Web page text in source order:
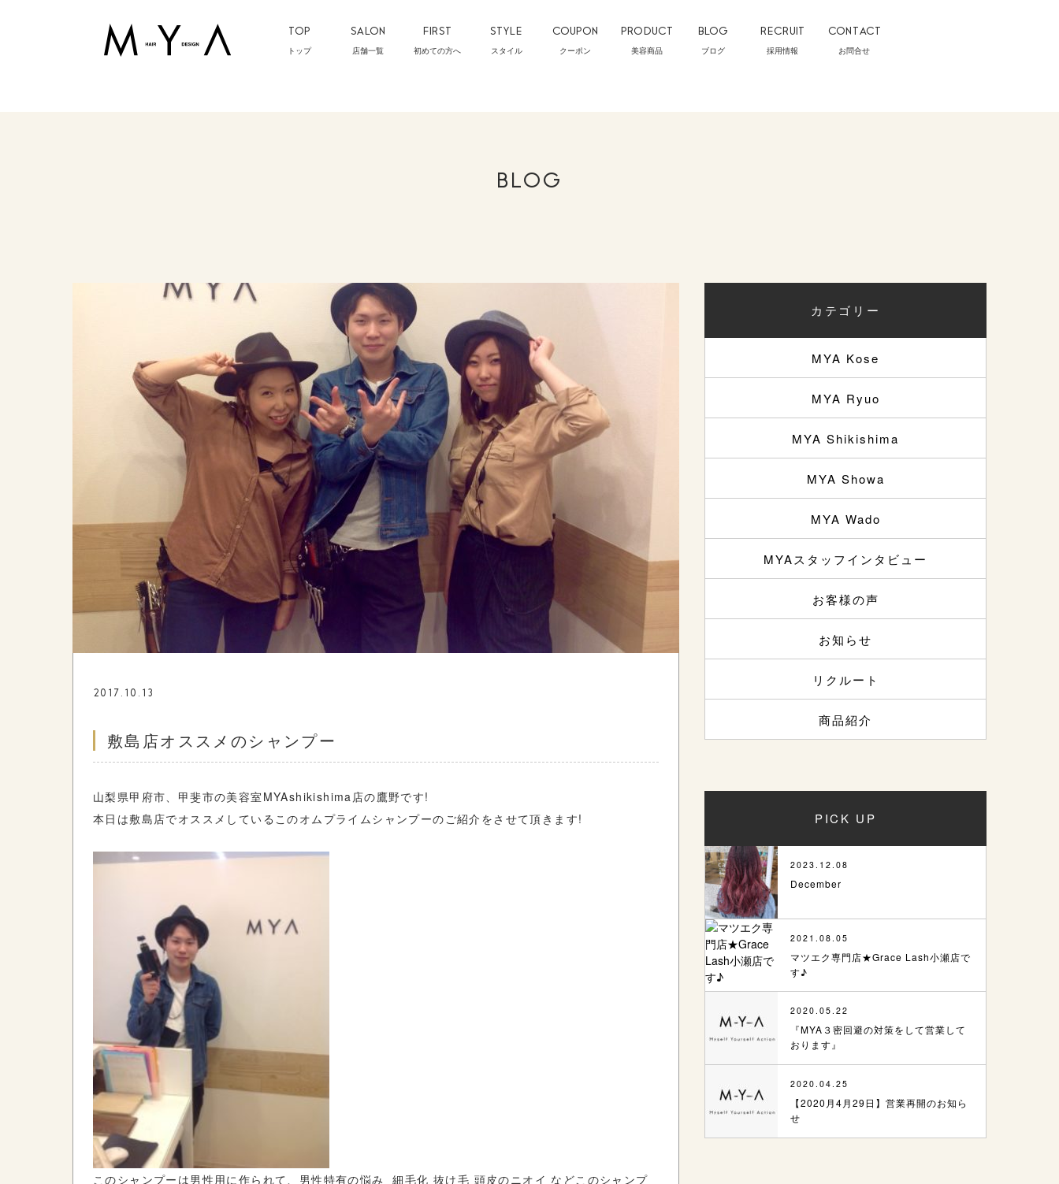
TOP
トップ
SALON
店舗一覧
FIRST
初めての方へ
STYLE
スタイル
COUPON
クーポン
PRODUCT
美容商品
BLOG
ブログ
RECRUIT
採用情報
CONTACT
お問合せ
BLOG
2017.10.13
敷島店オススメのシャンプー
山梨県甲府市、甲斐市の美容室MYAshikishima店の鷹野です!
本日は敷島店でオススメしているこのオムプライムシャンプーのご紹介をさせて頂きます!
このシャンプーは男性用に作られて、男性特有の悩み 細毛化 抜け毛 頭皮のニオイ などこのシャンプ
カテゴリー
MYA Kose
MYA Ryuo
MYA Shikishima
MYA Showa
MYA Wado
MYAスタッフインタビュー
お客様の声
お知らせ
リクルート
商品紹介
PICK UP
2023.12.08
December
2021.08.05
マツエク専門店★Grace Lash小瀬店で
す♪
2020.05.22
『MYA３密回避の対策をして営業して
おります』
2020.04.25
【2020月4月29日】営業再開のお知ら
せ